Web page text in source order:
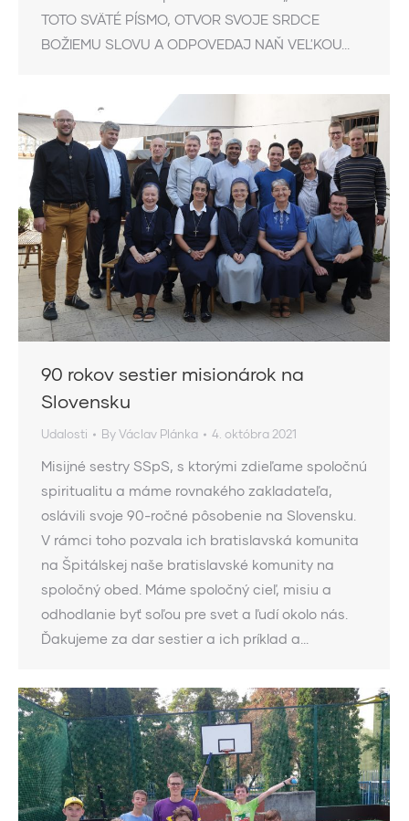
TOTO SVÄTÉ PÍSMO, OTVOR SVOJE SRDCE
BOŽIEMU SLOVU A ODPOVEDAJ NAŇ VEĽKOU…
90 rokov sestier misionárok na
Slovensku
Udalosti ByVáclav Plánka 4. októbra 2021
Misijné sestry SSpS, s ktorými zdieľame spoločnú
spiritualitu a máme rovnakého zakladateľa,
oslávili svoje 90-ročné pôsobenie na Slovensku.
V rámci toho pozvala ich bratislavská komunita
na Špitálskej naše bratislavské komunity na
spoločný obed. Máme spoločný cieľ, misiu a
odhodlanie byť soľou pre svet a ľudí okolo nás.
Ďakujeme za dar sestier a ich príklad a…